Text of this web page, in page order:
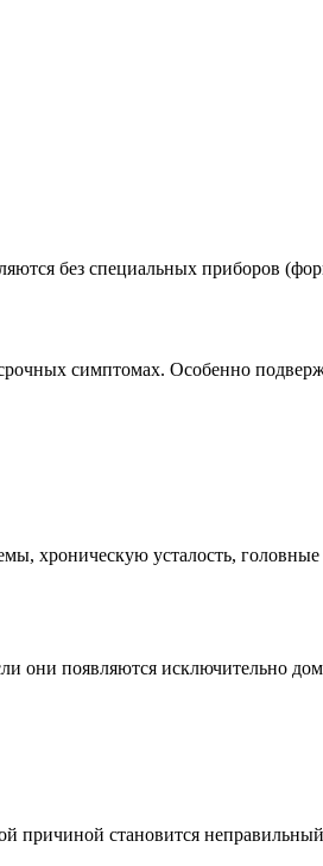
без специальных приборов
симптомах. Особенно
хроническую усталость,
они появляются исключительно
причиной становится